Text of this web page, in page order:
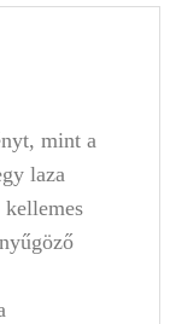
mint a
laza